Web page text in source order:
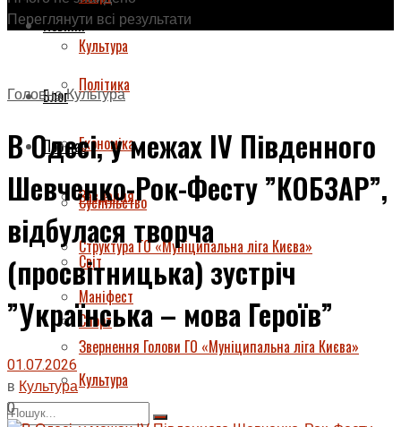
Культура
Блог
Про нас
Завдання
Структура ГО «Муніципальна ліга Києва»
Маніфест
Звернення Голови ГО «Муніципальна ліга Києва»
Новини
Політика
Економіка
Суспільство
Світ
Спорт
Культура
Переглянути всі результати
ГоловнаКультура
В Одесі, у межах IV Південного
Шевченко-Рок-Фесту ”КОБЗАР”,
відбулася творча
(просвітницька) зустріч
”Українська – мова Героїв”
01.07.2026
в Культура
0